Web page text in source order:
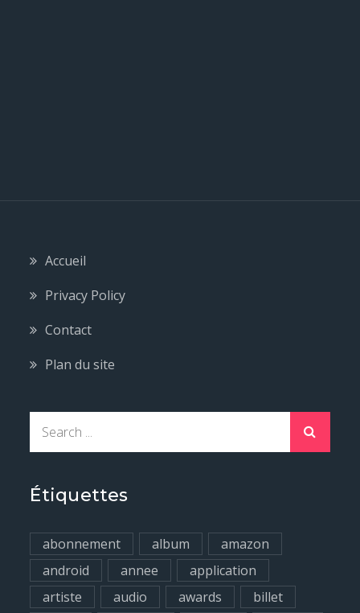
Accueil
Privacy Policy
Contact
Plan du site
r
h
f
o
Étiquettes
abonnement album
amazon
android
annee
application
artiste
audio awards
billet